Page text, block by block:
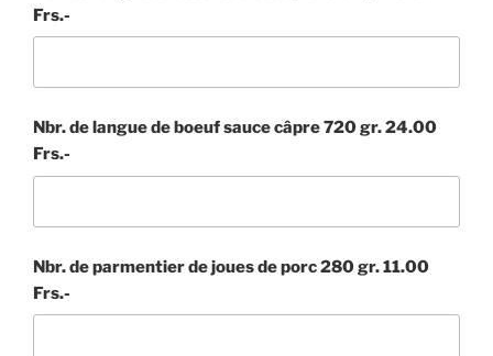
Frs.-
Nbr. de langue de boeuf sauce câpre 720 gr. 24.00
Frs.-
Nbr. de parmentier de joues de porc 280 gr. 11.00
Frs.-